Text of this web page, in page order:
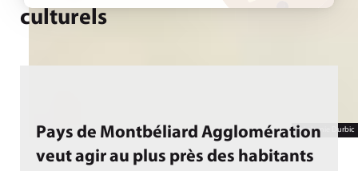
Stéphanie Durbic
culturels
Pays de Montbéliard Agglomération
veut agir au plus près des habitants